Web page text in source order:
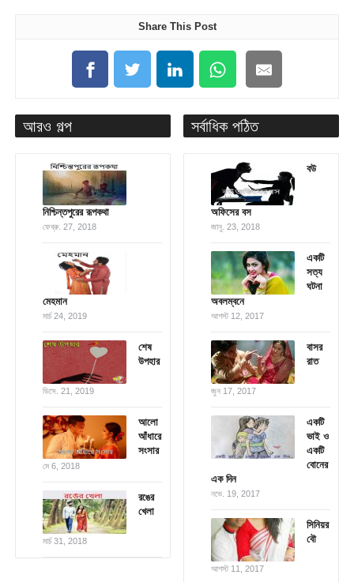
Share This Post
আরও গল্প
নিশ্চিন্তপুরের রূপকথা
ফেব্রু. 27, 2018
মেহমান
মার্চ 24, 2019
শেষ
উপহার
ডিসে. 21, 2019
আলো
আঁধারে
সংসার
মে 6, 2018
রঙের
খেলা
মার্চ 31, 2018
সর্বাধিক পঠিত
বউ
অফিসের বস
জানু. 23, 2018
একটি
সত্য
ঘটনা
অবলম্বনে
আগস্ট 12, 2017
বাসর
রাত
জুন 17, 2017
একটি
ভাই ও
একটি
বোনের
এক দিন
নভে. 19, 2017
সিনিয়র
বৌ
আগস্ট 11, 2017